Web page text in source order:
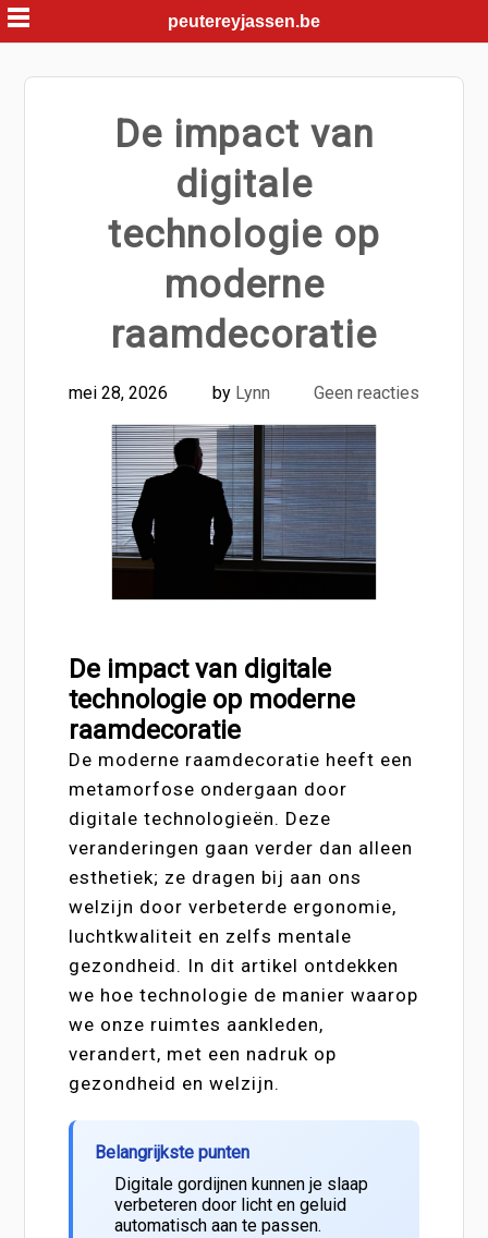
Skip
to
content
peutereyjassen.be
De impact van
digitale
technologie op
moderne
raamdecoratie
mei 28, 2026 by Lynn Geen reacties
De impact van digitale
technologie op moderne
raamdecoratie
De moderne raamdecoratie heeft een
metamorfose ondergaan door
digitale technologieën. Deze
veranderingen gaan verder dan alleen
esthetiek; ze dragen bij aan ons
welzijn door verbeterde ergonomie,
luchtkwaliteit en zelfs mentale
gezondheid. In dit artikel ontdekken
we hoe technologie de manier waarop
we onze ruimtes aankleden,
verandert, met een nadruk op
gezondheid en welzijn.
Belangrijkste punten
Digitale gordijnen kunnen je slaap
verbeteren door licht en geluid
automatisch aan te passen.